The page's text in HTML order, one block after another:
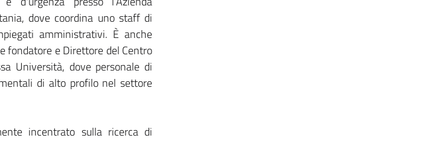
dove coordina uno staff di
amministrativi. È anche
fondatore e Direttore del Centro
Università, dove personale di
di alto profilo nel settore
incentrato sulla ricerca di